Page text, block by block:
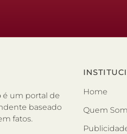
é um portal de
baseado
fatos.
Home
Quem